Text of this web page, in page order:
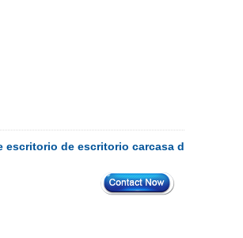
de escritorio carcasa de